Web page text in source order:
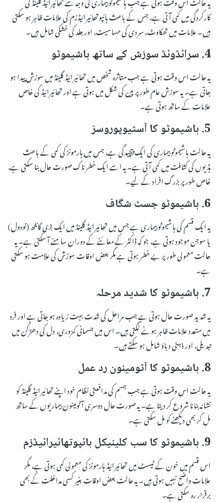
کارکردگی میں کمی آتی ہے، جس کے باعث ہائپوتھائیرائیڈزم کی علامات ظاہر ہو سکتی
ہیں۔ علامات میں تھکاوٹ، سردی کی حساسیت، اور جلد کی خشکی شامل ہیں۔
4. سرائڈوئڈ سوزش کے ساتھ ہاشیموٹو
یہ حالت اس وقت ہوتی ہے جب متاثرہ شخص میں تھائیرائیڈ گلینڈ میں سوزش پیدا ہو
جاتی ہے۔ یہ سوزش عام طور پر پین کی شکل میں ہوتی ہے اور تھائیرائیڈ کی خاص
علامات کے ساتھ ہوتی ہے۔
5. ہاشیموٹو کا آسٹیوپوروسز
یہ حالت ہاشیموٹو بیماری کی ایک پیچیدگی ہے، جس میں ہارمونز کی کمی کے باعث
ہڈیوں کی کثافت میں کمی آتی ہے۔ یہ اسے ایک خطرناک صورت حال بنا سکتی ہے،
خاص طور پر بزرگ افراد کے لیے۔
6. ہاشیموٹو جسٹ شگاف
یہ ایک قسم کی ہاشیموٹو بیماری ہے جس میں تھائیرائیڈ گلینڈ میں ایک بڑی گانٹھ (نودول)
یا سوجن موجود ہوتی ہے، جو کہ ڈاکٹر کے معائنے کے دوران سامنے آ سکتی ہے۔ یہ
حالت معمولی طور پر بے خطر ہوتی ہے مگر بعض اوقات سوزش کی علامت ہو سکتی
ہے۔
7. ہاشیموٹو کا شدید مرحلہ
یہ شدید صورت حال ہوتی ہے جب مراحل کی شدت بہت زیادہ ہو جاتی ہے اور فرد
میں متعدد علامات ظاہر ہونے لگتی ہیں۔ اس میں جسمانی کمزوری، دل کی دھڑکن میں
تبدیلی، اور ذہنی دباؤ شامل ہو سکتے ہیں۔
8. ہاشیموٹو کا آٹومینون رد عمل
یہ حالت اس وقت ہوتی ہے جب جسم کی مدافعتی نظام خود اپنے تھائیرائیڈ گلینڈ کو
نشانہ بنانا شروع کر دیتا ہے۔ یہ صورت حال دوسری آٹومینون بیماریوں کے ساتھ
مل کر بھی دیکھنے کو مل سکتی ہے۔
9. ہاشیموٹو کا سب کلینیکل ہائپوتھائیرائیڈزم
اس قسم میں خون کے ٹیسٹ میں تھائیرائیڈ ہارمونز کی معمولی کمی ہوتی ہے، مگر
علامات واضح نہیں ہوتی ہیں۔ یہ حالت بعض اوقات بغیر کسی مداخلت کے بھی
برقرار رہ سکتی ہے۔